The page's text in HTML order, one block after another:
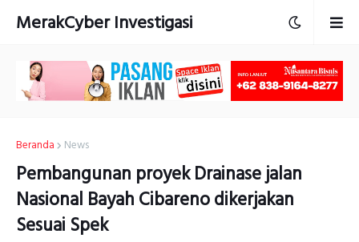
MerakCyber Investigasi
Beranda News
Pembangunan proyek Drainase jalan
Nasional Bayah Cibareno dikerjakan
Sesuai Spek